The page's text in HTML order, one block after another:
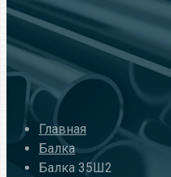
Главная
Балка
Балка 35Ш2